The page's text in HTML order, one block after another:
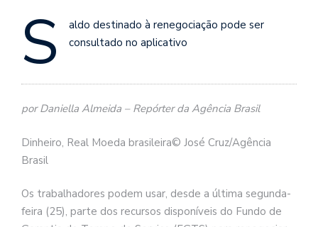
S
aldo destinado à renegociação pode ser
consultado no aplicativo
por Daniella Almeida – Repórter da Agência Brasil
Dinheiro, Real Moeda brasileira© José Cruz/Agência
Brasil
Os trabalhadores podem usar, desde a última segunda-
feira (25), parte dos recursos disponíveis do Fundo de